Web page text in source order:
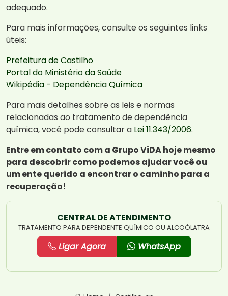
adequado.
Para mais informações, consulte os seguintes links
úteis:
Prefeitura de Castilho
Portal do Ministério da Saúde
Wikipédia - Dependência Química
Para mais detalhes sobre as leis e normas
relacionadas ao tratamento de dependência
química, você pode consultar a Lei 11.343/2006.
Entre em contato com a Grupo ViDA hoje mesmo
para descobrir como podemos ajudar você ou
um ente querido a encontrar o caminho para a
recuperação!
CENTRAL DE ATENDIMENTO
TRATAMENTO PARA DEPENDENTE QUÍMICO OU ALCOÓLATRA
Ligar Agora WhatsApp